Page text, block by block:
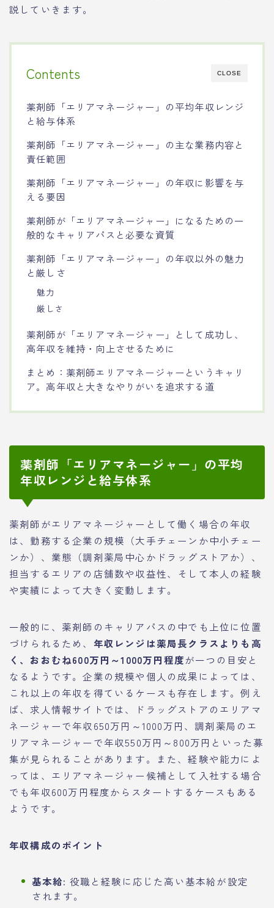
説していきます。
CLOSE
Contents
薬剤師「エリアマネージャー」の平均年収レンジ
と給与体系
薬剤師「エリアマネージャー」の主な業務内容と
責任範囲
薬剤師「エリアマネージャー」の年収に影響を与
える要因
薬剤師が「エリアマネージャー」になるための一
般的なキャリアパスと必要な資質
薬剤師「エリアマネージャー」の年収以外の魅力
と厳しさ
魅力
厳しさ
薬剤師が「エリアマネージャー」として成功し、
高年収を維持・向上させるために
まとめ：薬剤師エリアマネージャーというキャリ
ア。高年収と大きなやりがいを追求する道
薬剤師「エリアマネージャー」の平均
年収レンジと給与体系
薬剤師がエリアマネージャーとして働く場合の年収
は、勤務する企業の規模（大手チェーンか中小チェー
ンか）、業態（調剤薬局中心かドラッグストアか）、
担当するエリアの店舗数や収益性、そして本人の経験
や実績によって大きく変動します。
一般的に、薬剤師のキャリアパスの中でも上位に位置
づけられるため、 年収レンジは薬局長クラスよりも高
く、おおむね600万円～1000万円程度が一つの目安と
なるようです。企業の規模や個人の成果によっては、
これ以上の年収を得ているケースも存在します。例え
ば、求人情報サイトでは、ドラッグストアのエリアマ
ネージャーで年収650万円～1000万円、調剤薬局のエ
リアマネージャーで年収550万円～800万円といった募
集が見られることがあります。また、経験や能力によ
っては、エリアマネージャー候補として入社する場合
でも年収600万円程度からスタートするケースもある
ようです。
年収構成のポイント
基本給: 役職と経験に応じた高い基本給が設定
されます。